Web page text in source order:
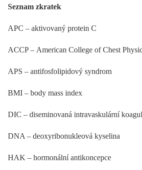
Seznam zkratek
APC –⁠ aktivovaný protein C
ACCP –⁠ American College of Chest
APS –⁠ antifosfolipidový syndrom
BMI –⁠ body mass index
DIC –⁠ diseminovaná intravaskulární
DNA –⁠ deoxyribonukleová kyselina
HAK –⁠ hormonální antikoncepce